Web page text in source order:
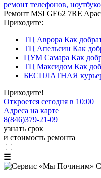
ремонт телефонов,
Ремонт MSI GE62 7RE
Приходите:
ТЦ Аврора Как
ТЦ Апельсин Как
ЦУМ Самара Как
ТЦ Максидом Как
БЕСПЛАТНАЯ
Приходите!
Откроется сегодня в 10:00
Адреса на карте
8(846)379-21-09
узнать срок
и стоимость ремонта
☰